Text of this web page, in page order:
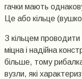
гачки мають
Це або кільце
З кільцем
міцна і надійна
більше, тому
вузли, які